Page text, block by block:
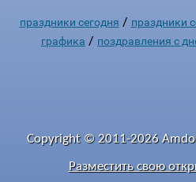
праздники сегодня / праздники
графика / поздравления с
Copyright © 2011-2026
Разместить свою